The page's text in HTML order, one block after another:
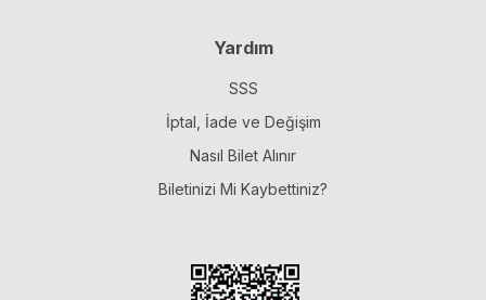
Yardım
SSS
İptal, İade ve Değişim
Nasıl Bilet Alınır
Biletinizi Mi Kaybettiniz?